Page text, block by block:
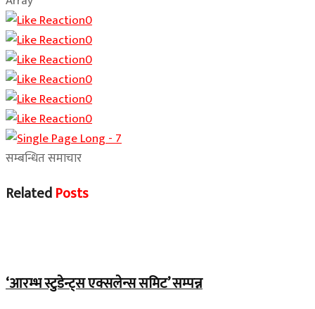
0
0
0
0
0
0
सम्बन्धित समाचार
RelatedPosts
‘आरम्भ स्टुडेन्ट्स एक्सलेन्स समिट’ सम्पन्न